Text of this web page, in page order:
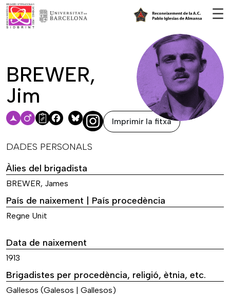
☰
BREWER,
Jim
Facebook
Bluesky Imprimir la fitxa
DADES PERSONALS
Àlies del brigadista
BREWER, James
País de naixement | País procedència
Regne Unit
Data de naixement
1913
Brigadistes per procedència, religió, ètnia, etc.
Gal·lesos (Galesos | Gallesos)